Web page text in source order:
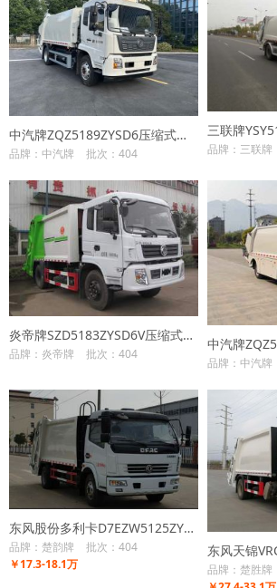
中汽牌ZQZ5189ZYSD6压缩式垃圾车
品牌：中汽牌 批次：404 品牌：三联牌
炎帝牌SZD5183ZYSD6V压缩式垃圾车
品牌：炎帝牌 批次：404
品牌：中汽牌
东风股份多利卡D7EZW5125ZYSD6压缩式垃圾车
品牌：楚韵牌
批次：404
￥17.3-18.1万
品牌：楚胜牌